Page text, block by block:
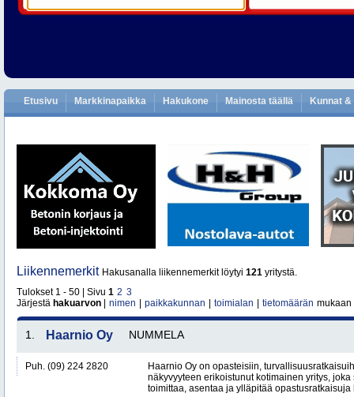
Etusivu Markkinapaikka Hakukone Mainosta täällä Kunnat
Liikennemerkit Hakusanalla liikennemerkit löytyi 121 yritystä.
Tulokset 1 - 50 | Sivu 1 2 3
Järjestä hakuarvon nimen paikkakunnan toimialan tietomäärän mukaan
1. Haarnio Oy NUMMELA
Puh. (09) 224 2820
Haarnio Oy on opasteisiin,
näkyvyyteen erikoistunut kotimainen yritys,
toimittaa, asentaa ja ylläpitää opastusratkaisuja